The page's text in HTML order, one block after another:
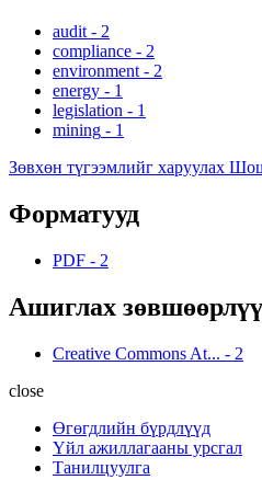
audit - 2
compliance - 2
environment - 2
energy - 1
legislation - 1
mining - 1
Зөвхөн түгээмлийг харуулах
Форматууд
PDF - 2
Ашиглах
Creative Commons At... - 2
close
Өгөгдлийн бүрдлүүд
Үйл ажиллагааны урсгал
Танилцуулга